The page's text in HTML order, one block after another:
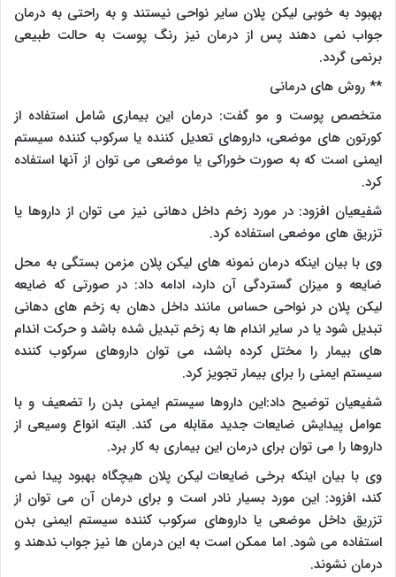
بهبود به خوبی لیکن پلان سایر نواحی نیستند و به راحتی به درمان
جواب نمی دهند پس از درمان نیز رنگ پوست به حالت طبیعی
برنمی گردد.
** روش های درمانی
متخصص پوست و مو گفت: درمان این بیماری شامل استفاده از
کورتون های موضعی، داروهای تعدیل کننده یا سرکوب کننده سیستم
ایمنی است که به صورت خوراکی یا موضعی می توان از آنها استفاده
کرد.
شفیعیان افزود: در مورد زخم داخل دهانی نیز می توان از داروها یا
تزریق های موضعی استفاده کرد.
وی با بیان اینکه درمان نمونه های لیکن پلان مزمن بستگی به محل
ضایعه و میزان گستردگی آن دارد، ادامه داد: در صورتی که ضایعه
لیکن پلان در نواحی حساس مانند داخل دهان به زخم های دهانی
تبدیل شود یا در سایر اندام ها به زخم تبدیل شده باشد و حرکت اندام
های بیمار را مختل کرده باشد، می توان داروهای سرکوب کننده
سیستم ایمنی را برای بیمار تجویز کرد.
شفیعیان توضیح داد:این داروها سیستم ایمنی بدن را تضعیف و با
عوامل پیدایش ضایعات جدید مقابله می کند. البته انواع وسیعی از
داروها را می توان برای درمان این بیماری به کار برد.
وی با بیان اینکه برخی ضایعات لیکن پلان هیچگاه بهبود پیدا نمی
کند، افزود: این مورد بسیار نادر است و برای درمان آن می توان از
تزریق داخل موضعی یا داروهای سرکوب کننده سیستم ایمنی بدن
استفاده می شود. اما ممکن است به این درمان ها نیز جواب ندهند و
درمان نشوند.